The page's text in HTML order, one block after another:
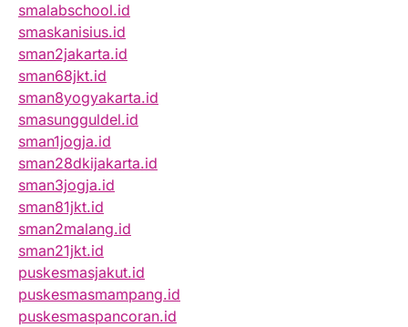
smalabschool.id
smaskanisius.id
sman2jakarta.id
sman68jkt.id
sman8yogyakarta.id
smasungguldel.id
sman1jogja.id
sman28dkijakarta.id
sman3jogja.id
sman81jkt.id
sman2malang.id
sman21jkt.id
puskesmasjakut.id
puskesmasmampang.id
puskesmaspancoran.id